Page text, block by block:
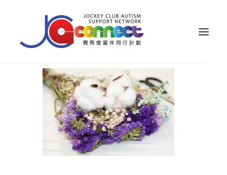
关于我们
照顾者支援